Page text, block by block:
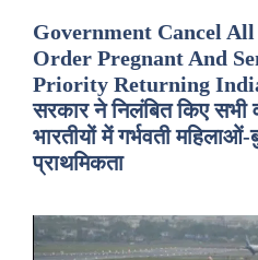
Government Cancel
Order Pregnant And
Priority Returning
सरकार ने निलंबित किए सभी
भारतीयों में गर्भवती महिलाओं-
प्राथमिकता